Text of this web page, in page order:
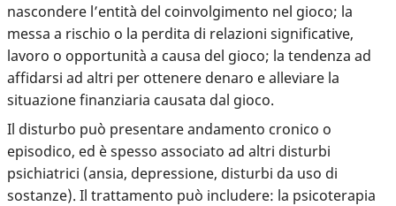
nascondere l’entità del coinvolgimento nel gioco; la
messa a rischio o la perdita di relazioni significative,
lavoro o opportunità a causa del gioco; la tendenza ad
affidarsi ad altri per ottenere denaro e alleviare la
situazione finanziaria causata dal gioco.
Il disturbo può presentare andamento cronico o
episodico, ed è spesso associato ad altri disturbi
psichiatrici (ansia, depressione, disturbi da uso di
sostanze). Il trattamento può includere: la psicoterapia